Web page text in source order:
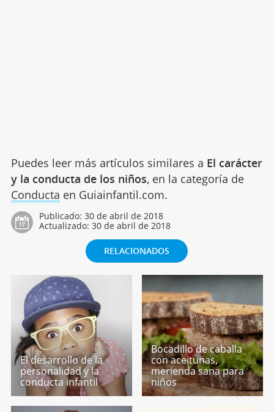
Puedes leer más artículos similares a El carácter
y la conducta de los niños, en la categoría de
Conducta en Guiainfantil.com.
Publicado: 30 de abril de 2018
Actualizado: 30 de abril de 2018
RELACIONADOS
El desarrollo de la
personalidad y la
conducta infantil
Bocadillo de caballa
con aceitunas,
merienda sana para
niños